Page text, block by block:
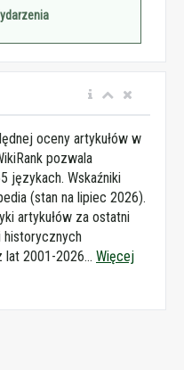
oceny artykułów w
pozwala
językach. Wskaźniki
(stan na lipiec 2026).
artykułów za ostatni
historycznych
lat 2001-2026... Więcej